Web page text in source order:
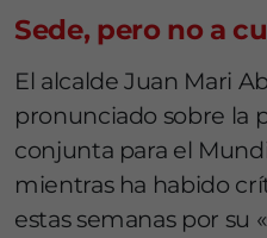
Sede, pero no a
El alcalde Juan Mari
pronunciado sobre la
conjunta para el
mientras ha habido
estas semanas por su